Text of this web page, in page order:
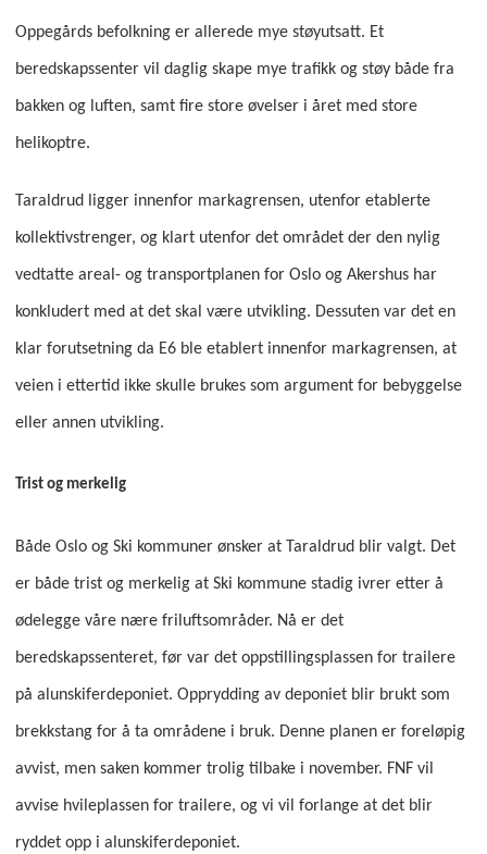
Oppegårds befolkning er allerede mye støyutsatt. Et
beredskapssenter vil daglig skape mye trafikk og støy både fra
bakken og luften, samt fire store øvelser i året med store
helikoptre.
Taraldrud ligger innenfor markagrensen, utenfor etablerte
kollektivstrenger, og klart utenfor det området der den nylig
vedtatte areal- og transportplanen for Oslo og Akershus har
konkludert med at det skal være utvikling. Dessuten var det en
klar forutsetning da E6 ble etablert innenfor markagrensen, at
veien i ettertid ikke skulle brukes som argument for bebyggelse
eller annen utvikling.
Trist og merkelig
Både Oslo og Ski kommuner ønsker at Taraldrud blir valgt. Det
er både trist og merkelig at Ski kommune stadig ivrer etter å
ødelegge våre nære friluftsområder. Nå er det
beredskapssenteret, før var det oppstillingsplassen for trailere
på alunskiferdeponiet. Opprydding av deponiet blir brukt som
brekkstang for å ta områdene i bruk. Denne planen er foreløpig
avvist, men saken kommer trolig tilbake i november. FNF vil
avvise hvileplassen for trailere, og vi vil forlange at det blir
ryddet opp i alunskiferdeponiet.